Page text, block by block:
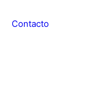
Contacto